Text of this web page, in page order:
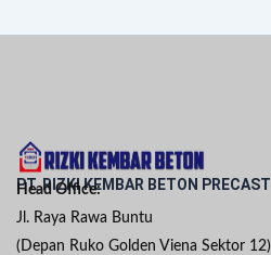
PT. RIZKI KEMBAR BETON PRECAST
Head Office:
Jl. Raya Rawa Buntu
(Depan Ruko Golden Viena Sektor 12)